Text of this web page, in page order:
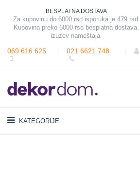
BESPLATNA DOSTAVA
Za kupovinu do 6000 rsd isporuka je 479 rsd.
Kupovina preko 6000 rsd besplatna dostava,
izuzev nameštaja.
069 616 625 021 6621 748
KATEGORIJE